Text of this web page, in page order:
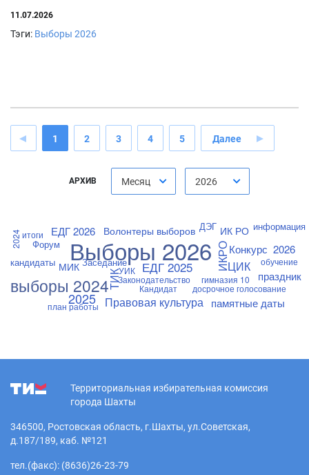
11.07.2026
Тэги: Выборы 2026
1 2 3 4 5 Далее
АРХИВ Месяц 2026
Волонтеры выборов
Выборы 2026
ДЭГ
ЕДГ 2025
ЕДГ 2026
Законодательство
Заседание
ИК РО
ИКРО
Кандидат
Конкурс
МИК
Правовая культура
ТИКУИК
Форум
ЦИК
выборы 2024 гимназия 10
досрочное голосование
информация
итоги
кандидаты обучение
памятные даты
план работы
праздник
2024
2025
2026
Территориальная избирательная комиссия
города Шахты
346500, Ростовская область, г.Шахты, ул.Советская,
д.187/189, каб. №121
тел.(факс): (8636)26-23-79